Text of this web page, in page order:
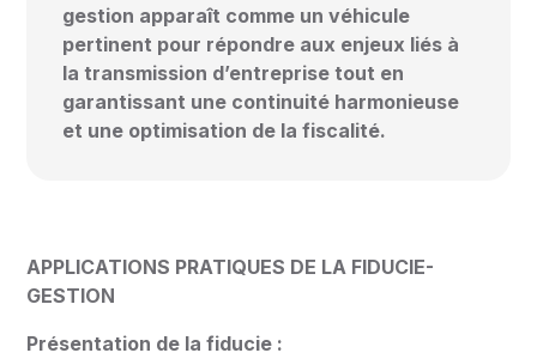
gestion apparaît comme un véhicule
pertinent pour répondre aux enjeux liés à
la transmission d’entreprise tout en
garantissant une continuité harmonieuse
et une optimisation de la fiscalité.
APPLICATIONS PRATIQUES DE LA FIDUCIE-
GESTION
Présentation de la fiducie :